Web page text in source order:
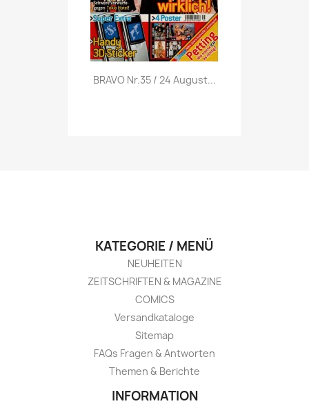
Vorschau
BRAVO Nr.35 / 24 August...
KATEGORIE / MENÜ
NEUHEITEN
ZEITSCHRIFTEN & MAGAZINE
COMICS
Versandkataloge
Sitemap
FAQs Fragen & Antworten
Themen & Berichte
INFORMATION